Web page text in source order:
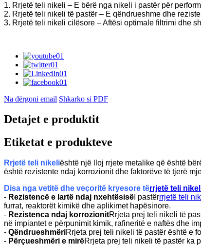
1. Rrjetë teli nikeli – E bërë nga nikeli i pastër për
2. Rrjetë teli nikeli të pastër – E qëndrueshme dhe
3. Rrjetë teli nikeli cilësore – Aftësi optimale filtrimi dhe
Na dërgoni email Shkarko si PDF
Detajet e produktit
Etiketat e produkteve
Rrjetë teli nikeliështë një lloj rrjete metalike që është
është rezistente ndaj korrozionit dhe faktorëve të tjerë
Disa nga vetitë dhe veçoritë kryesore tërrjetë teli
- Rezistencë e lartë ndaj nxehtësisë I pastërrrjetë teli
furrat, reaktorët kimikë dhe aplikimet hapësinore.
- Rezistenca ndaj korrozionitRrjeta prej teli nikeli të
në impiantet e përpunimit kimik, rafineritë e naftës dhe
- QëndrueshmëriRrjeta prej teli nikeli të pastër është e
- Përçueshmëri e mirëRrjeta prej teli nikeli të pastër ka